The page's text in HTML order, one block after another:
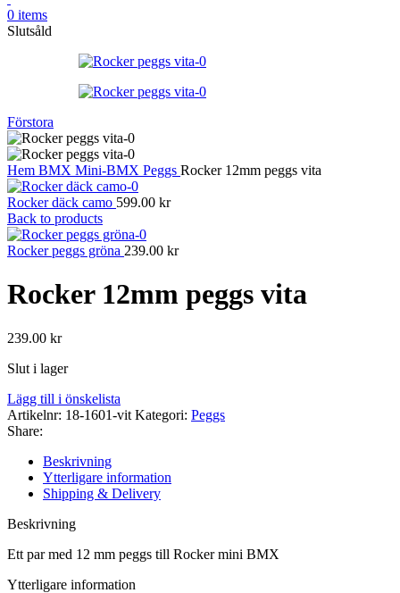
0 items
Slutsåld
Förstora
Hem BMX Mini-BMX Peggs Rocker 12mm peggs vita
Rocker däck camo 599.00 kr
Back to products
Rocker peggs gröna 239.00 kr
Rocker 12mm peggs vita
239.00 kr
Slut i lager
Lägg till i önskelista
Artikelnr: 18-1601-vit Kategori: Peggs
Share:
Beskrivning
Ytterligare information
Shipping & Delivery
Beskrivning
Ett par med 12 mm peggs till Rocker mini BMX
Ytterligare information